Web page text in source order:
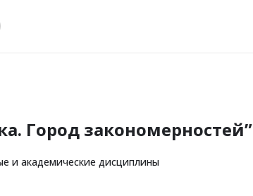
Город закономерностей”
и академические дисциплины